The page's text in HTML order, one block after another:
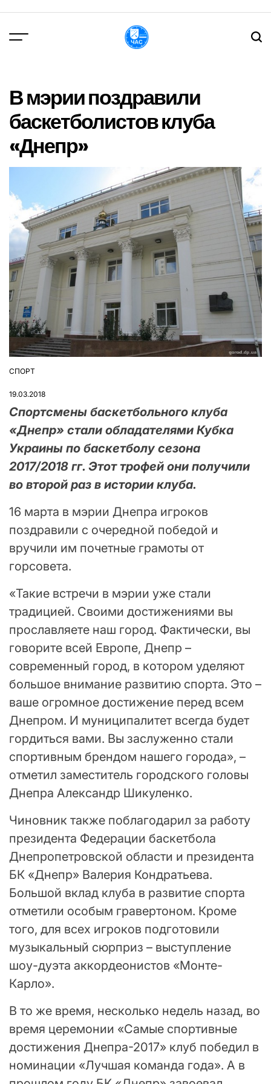
вмісту
В мэрии поздравили
баскетболистов клуба
«Днепр»
ОПУБЛІКУВАТИ
СПОРТ
19.03.2018
Спортсмены баскетбольного клуба
«Днепр» стали обладателями Кубка
Украины по баскетболу сезона
2017/2018 гг. Этот трофей они получили
во второй раз в истории клуба.
16 марта в мэрии Днепра игроков
поздравили с очередной победой и
вручили им почетные грамоты от
горсовета.
«Такие встречи в мэрии уже стали
традицией. Своими достижениями вы
прославляете наш город. Фактически, вы
говорите всей Европе, Днепр –
современный город, в котором уделяют
большое внимание развитию спорта. Это –
ваше огромное достижение перед всем
Днепром. И муниципалитет всегда будет
гордиться вами. Вы заслуженно стали
спортивным брендом нашего города», –
отметил заместитель городского головы
Днепра Александр Шикуленко.
Чиновник также поблагодарил за работу
президента Федерации баскетбола
Днепропетровской области и президента
БК «Днепр» Валерия Кондратьева.
Большой вклад клуба в развитие спорта
отметили особым гравертоном. Кроме
того, для всех игроков подготовили
музыкальный сюрприз – выступление
шоу-дуэта аккордеонистов «Монте-
Карло».
В то же время, несколько недель назад, во
время церемонии «Самые спортивные
достижения Днепра-2017» клуб победил в
номинации «Лучшая команда года». А в